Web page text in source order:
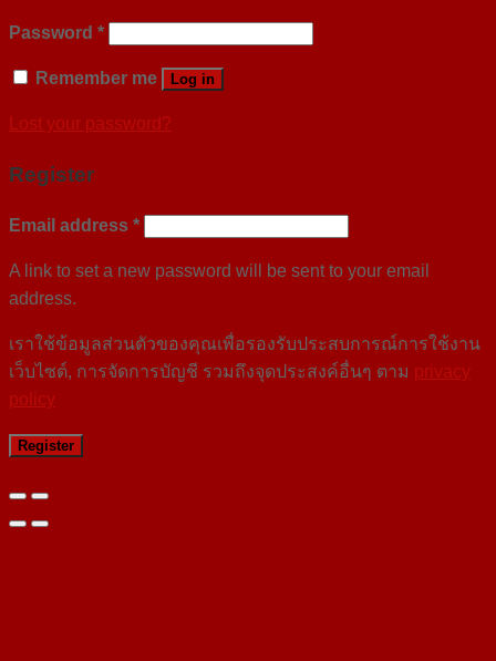
Password *
Remember me Log in
Lost your password?
Register
Email address *
A link to set a new password will be sent to your email
address.
เราใช้ข้อมูลส่วนตัวของคุณเพื่อรองรับประสบการณ์การใช้งาน
เว็บไซต์, การจัดการบัญชี รวมถึงจุดประสงค์อื่นๆ ตาม privacy
policy
Register